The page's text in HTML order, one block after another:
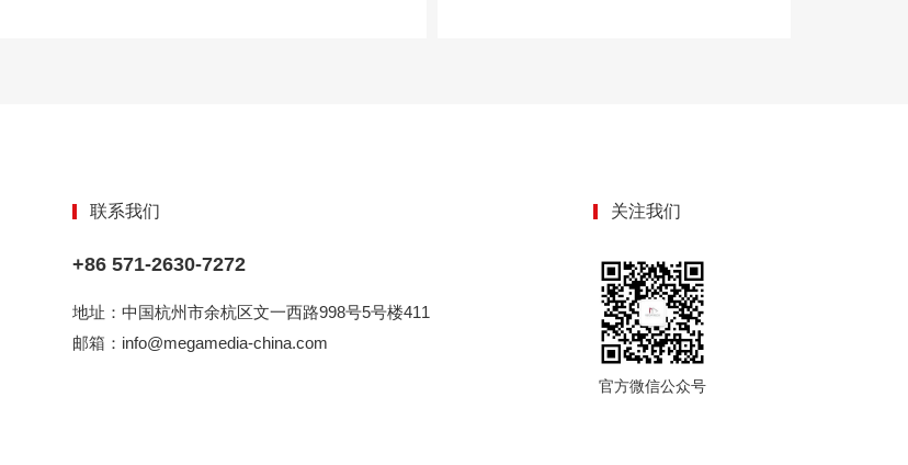
联系我们
+86 571-2630-7272
地址：中国杭州市余杭区文一西路998号5号楼411
邮箱：info@megamedia-china.com
关注我们
官方微信公众号